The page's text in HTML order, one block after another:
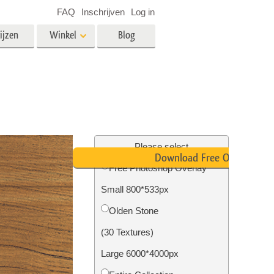
Foto Restauratie
Winkel Blog
FAQ Inschrijven Log in
Please select
Free Photoshop Overlay
Small 800*533px
Olden Stone
(30 Textures)
Large 6000*4000px
Download Free Overlay